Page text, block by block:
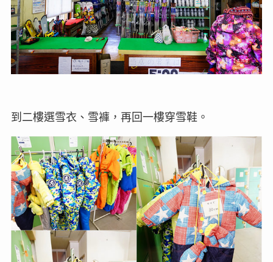
到二樓選雪衣、雪褲，再回一樓穿雪鞋。